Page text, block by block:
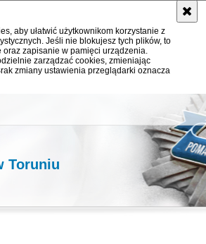
aby ułatwić użytkownikom korzystanie z
Jeśli nie blokujesz tych plików, to
oraz zapisanie w pamięci urządzenia.
zarządzać cookies, zmieniając
zmiany ustawienia przeglądarki oznacza
Toruniu